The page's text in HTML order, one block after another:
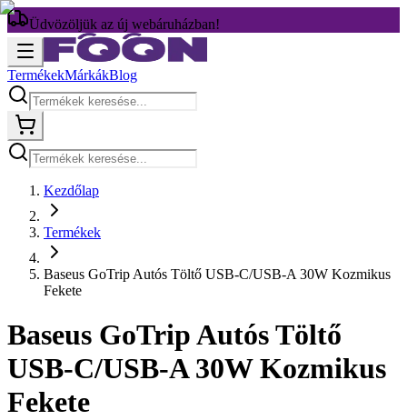
Üdvözöljük az új webáruházban!
TermékekMárkákBlog
Kezdőlap
Termékek
Baseus GoTrip Autós Töltő USB-C/USB-A 30W Kozmikus
Fekete
Baseus GoTrip Autós Töltő
USB-C/USB-A 30W Kozmikus
Fekete